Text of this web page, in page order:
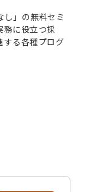
し」の無料セミ
務に役立つ採
する各種プログ